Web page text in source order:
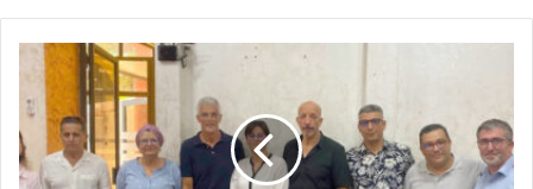
AGE
de
la
Fédération
nationale
-